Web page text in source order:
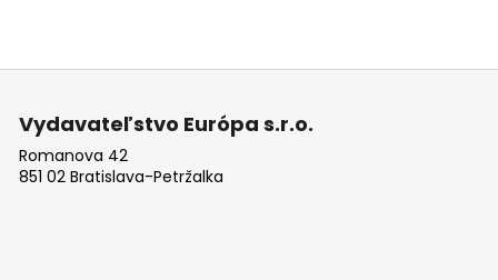
Z
Vydavateľstvo Európa s.r.o.
Romanova 42
851 02 Bratislava-Petržalka